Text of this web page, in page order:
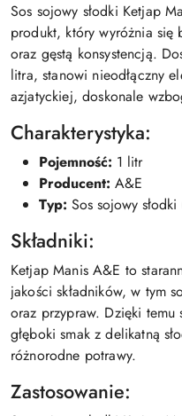
Sos sojowy słodki Ketjap
produkt, który wyróżnia się
oraz gęstą konsystencją.
litra, stanowi nieodłączny
azjatyckiej, doskonale
Charakterystyka:
Pojemność: 1 litr
Producent: A&E
Typ: Sos sojowy
Składniki:
Ketjap Manis A&E to
jakości składników, w tym
oraz przypraw. Dzięki temu
głęboki smak z delikatną
różnorodne potrawy.
Zastosowanie: